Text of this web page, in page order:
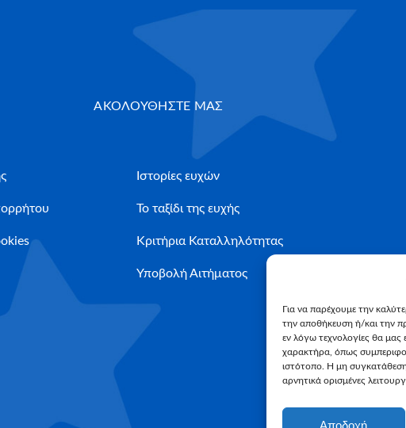
Για να παρέχουμε την
την αποθήκευση ή/και την
εν λόγω τεχνολογίες θα μας
χαρακτήρα, όπως
ιστότοπο. Η μη
αρνητικά ορισμένες
Αποδοχή
ΑΚΟΛΟΥΘΗΣΤΕ ΜΑΣ
Ιστορίες ευχών
Το ταξίδι της ευχής
Κριτήρια Καταλληλότητας
Υποβολή Αιτήματος